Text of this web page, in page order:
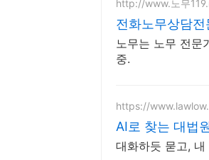
http://www.노무
전화노무상담전
노무는 노무 전문
중.
https://
AI로 찾는 대법
대화하듯 묻고,